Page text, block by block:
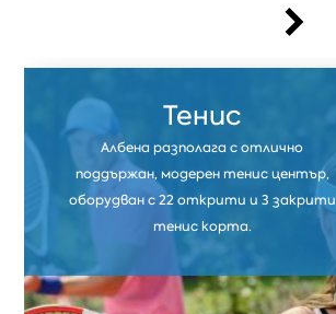
Тенис
Албена разполага с отлично
поддържан, модерен тенис център,
оборудван с 22 открити и 3 закрити
тенис корта.